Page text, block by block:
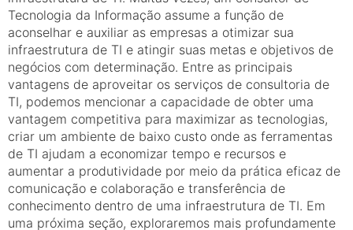
Tecnologia da Informação assume a função de
aconselhar e auxiliar as empresas a otimizar sua
infraestrutura de TI e atingir suas metas e objetivos de
negócios com determinação. Entre as principais
vantagens de aproveitar os serviços de consultoria de
TI, podemos mencionar a capacidade de obter uma
vantagem competitiva para maximizar as tecnologias,
criar um ambiente de baixo custo onde as ferramentas
de TI ajudam a economizar tempo e recursos e
aumentar a produtividade por meio da prática eficaz de
comunicação e colaboração e transferência de
conhecimento dentro de uma infraestrutura de TI. Em
uma próxima seção, exploraremos mais profundamente